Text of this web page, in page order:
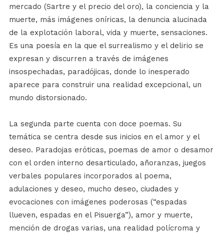
mercado (Sartre y el precio del oro), la conciencia y la
muerte, más imágenes oníricas, la denuncia alucinada
de la explotación laboral, vida y muerte, sensaciones.
Es una poesía en la que el surrealismo y el delirio se
expresan y discurren a través de imágenes
insospechadas, paradójicas, donde lo inesperado
aparece para construir una realidad excepcional, un
mundo distorsionado.
La segunda parte cuenta con doce poemas. Su
temática se centra desde sus inicios en el amor y el
deseo. Paradojas eróticas, poemas de amor o desamor
con el orden interno desarticulado, añoranzas, juegos
verbales populares incorporados al poema,
adulaciones y deseo, mucho deseo, ciudades y
evocaciones con imágenes poderosas (“espadas
llueven, espadas en el Pisuerga”), amor y muerte,
mención de drogas varias, una realidad polícroma y